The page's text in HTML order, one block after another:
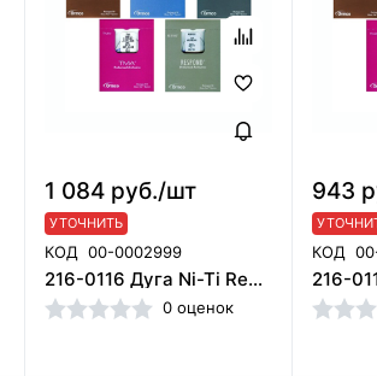
1 084 руб./шт
УТОЧНИТЬ
КОД 00-0002999
216-0116 Дуга Ni-Ti Rev 016 U, ORMCO
0 оценок
943
КОД